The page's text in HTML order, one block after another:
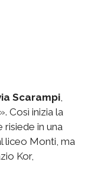
Scarampi,
Così inizia la
in una
liceo Monti, ma
Kor,